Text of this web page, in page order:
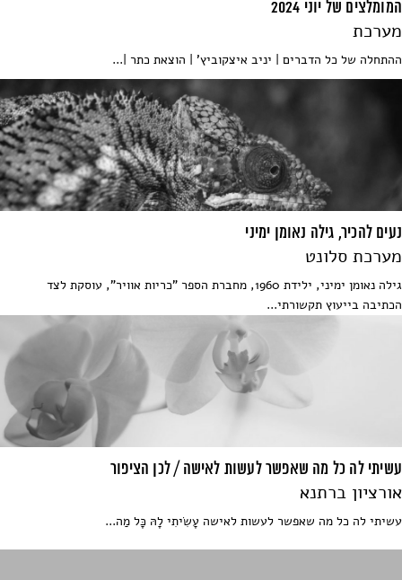
המומלצים של יוני 2024
מערכת
ההתחלה של כל הדברים | יניב איצקוביץ' | הוצאת כתר |...
נעים להכיר, גילה נאומן ימיני
מערכת סלונט
גילה נאומן ימיני, ילידת 1960, מחברת הספר "כריות אוויר", עוסקת לצד
הכתיבה בייעוץ תקשורתי...
עשיתי לה כל מה שאפשר לעשות לאישה / לכן הציפור
אורציון ברתנא
עשיתי לה כל מה שאפשר לעשות לאישה עָשִׂיתִי לָהּ כָּל מַה...